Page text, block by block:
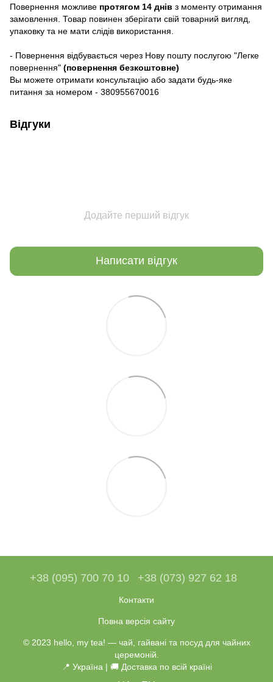
Повернення можливе протягом 14 днів з моменту отримання
замовлення. Товар повинен зберігати свій товарний вигляд,
упаковку та не мати слідів використання.
- Повернення відбувається через Нову пошту послугою "Легке
повернення" (повернення безкоштовне)
Вы можете отримати консультацію або задати будь-яке
питання за номером - 380955670016
Відгуки
Додайте перший відгук
Написати відгук
+38 (095) 700 70 10 +38 (073) 927 62 18
Контакти
Повна версія сайту
© 2023 hello, my tea! — чай, гайвані та посуд для чайних
церемоній.
📍 Україна | 🚚 Доставка по всій країні